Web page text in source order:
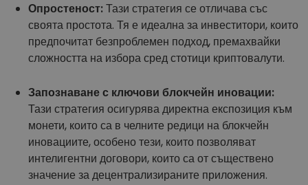
Опростеност:Тази стратегия се отличава със
своята простота. Тя е идеална за инвеститори, които
предпочитат безпроблемен подход, премахвайки
сложността на избора сред стотици криптовалути.
Запознаване с ключови блокчейн иновации:
Тази стратегия осигурява директна експозиция към
монети, които са в челните редици на блокчейн
иновациите, особено тези, които позволяват
интелигентни договори, които са от съществено
значение за децентрализираните приложения.